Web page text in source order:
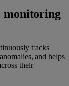
monitoring
tracks
and helps
their